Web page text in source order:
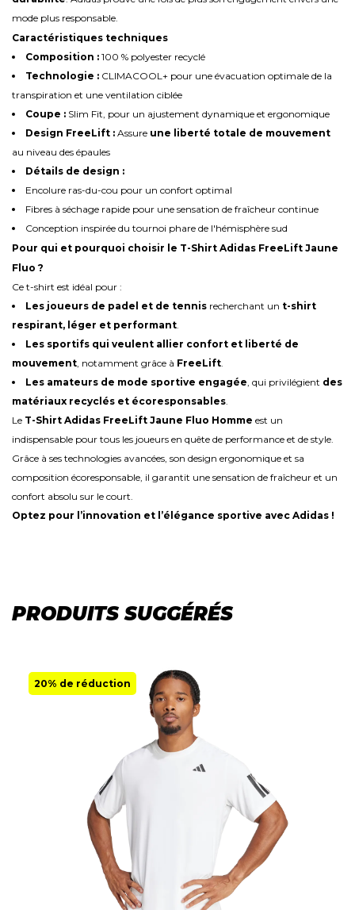
mode plus responsable.
Caractéristiques techniques
Composition : 100 % polyester recyclé
Technologie : CLIMACOOL+ pour une évacuation optimale de la
transpiration et une ventilation ciblée
Coupe : Slim Fit, pour un ajustement dynamique et ergonomique
Design FreeLift : Assure une liberté totale de mouvement
au niveau des épaules
Détails de design :
Encolure ras-du-cou pour un confort optimal
Fibres à séchage rapide pour une sensation de fraîcheur continue
Conception inspirée du tournoi phare de l'hémisphère sud
Pour qui et pourquoi choisir le T-Shirt Adidas FreeLift Jaune
Fluo ?
Ce t-shirt est idéal pour :
Les joueurs de padel et de tennis recherchant un t-shirt
respirant, léger et performant.
Les sportifs qui veulent allier confort et liberté de
mouvement, notamment grâce à FreeLift.
Les amateurs de mode sportive engagée, qui privilégient des
matériaux recyclés et écoresponsables.
Le T-Shirt Adidas FreeLift Jaune Fluo Homme est un
indispensable pour tous les joueurs en quête de performance et de style.
Grâce à ses technologies avancées, son design ergonomique et sa
composition écoresponsable, il garantit une sensation de fraîcheur et un
confort absolu sur le court.
Optez pour l’innovation et l’élégance sportive avec Adidas !
PRODUITS SUGGÉRÉS
20% de réduction